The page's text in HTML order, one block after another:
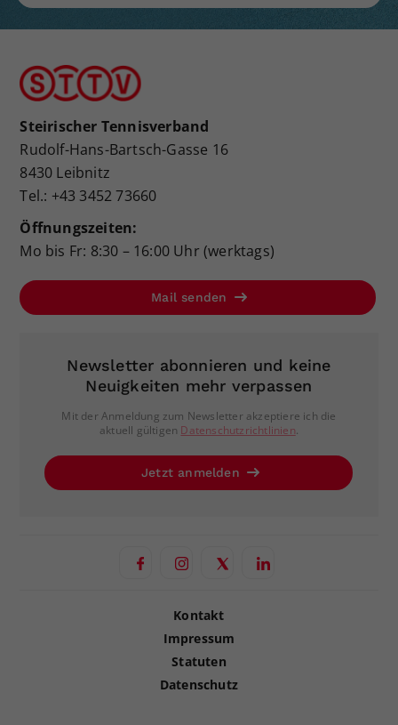
Steirischer Tennisverband
Rudolf-Hans-Bartsch-Gasse 16
8430 Leibnitz
Tel.: +43 3452 73660
Öffnungszeiten:
Mo bis Fr: 8:30 – 16:00 Uhr (werktags)
Mail senden
Newsletter abonnieren und keine
Neuigkeiten mehr verpassen
Mit der Anmeldung zum Newsletter akzeptiere ich die
aktuell gültigen Datenschutzrichtlinien.
Jetzt anmelden
Kontakt
Impressum
Statuten
Datenschutz